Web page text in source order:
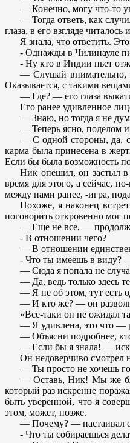
— Конечно, могу что-то
— Тогда ответь, как
глаза, в его взгляде
Я знала, что ответить.
- Однажды в Чилинауле
- Ну кто в Индии пьет
— Слушай внимательно,
Оказывается, с такими
— Где? — его глаза
Его ранее удивленное
— Знаю, но тогда я не
— Теперь ясно, поделом
— С одной стороны, да, с
карма была принесена в
Если бы была возможность
Ник опешил, он застыл в
время для этого, а сейчас,
между нами ранее, -игра,
Похоже, я наконец
поговорить откровенно мог
— Еще не все, —
- В отношении чего?
— В отношении
- Что ты имеешь в виду?
— Сюда я попала не
— Да, ведь только здесь
— Я не об этом, тут есть
— И кто же? — он
«Все-таки он не ожидал
— Я удивлена, это что —
— Объясни подробнее,
— Если бы я знала! —
Он недоверчиво смотрел
— Ты просто не хочешь
— Оставь, Ник! Мы же
который раз искренне
быть уверенной, что я
этом, может, позже.
— Почему? — настаивал
- Что ты собираешься